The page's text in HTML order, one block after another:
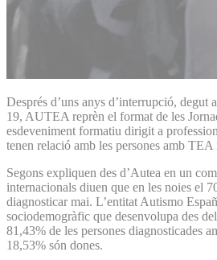
Després d’uns anys d’interrupció, degut
19, AUTEA reprèn el format de les
esdeveniment formatiu dirigit a
tenen relació amb les persones amb
Segons expliquen des d’Autea en un
internacionals diuen que en les noies el
diagnosticar mai. L’entitat Autismo
sociodemogràfic que desenvolupa des
81,43% de les persones diagnosticades
18,53% són dones.